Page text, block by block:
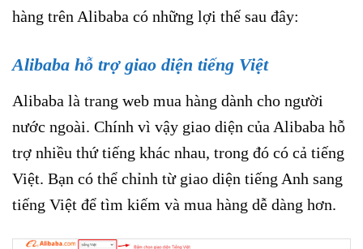
hàng trên Alibaba có những lợi thế sau đây:
Alibaba hỗ trợ giao diện tiếng Việt
Alibaba là trang web mua hàng dành cho người
nước ngoài. Chính vì vậy giao diện của Alibaba hỗ
trợ nhiều thứ tiếng khác nhau, trong đó có cả tiếng
Việt. Bạn có thể chỉnh từ giao diện tiếng Anh sang
tiếng Việt để tìm kiếm và mua hàng dễ dàng hơn.